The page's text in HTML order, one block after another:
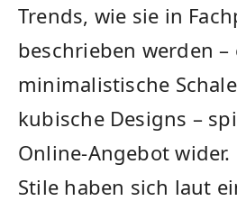
Trends, wie sie in
beschrieben werden –
minimalistische
kubische Designs –
Online-Angebot wider.
Stile haben sich laut